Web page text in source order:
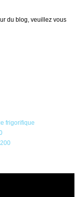
du blog, veuillez vous
frigorifique